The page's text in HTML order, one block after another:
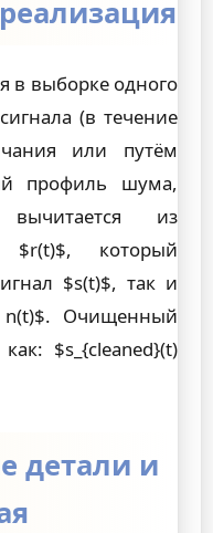
в выборке одного
(в течение
или путём
профиль шума,
вычитается из
$r(t)$, который
$s(t)$, так и
Очищенный
$s_{cleaned}(t)
детали и